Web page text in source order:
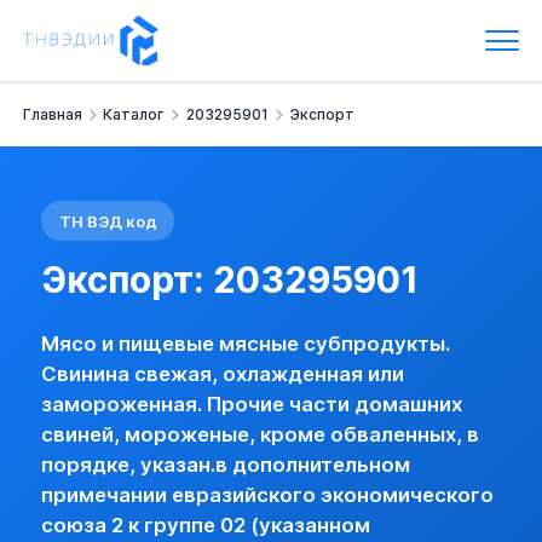
Экспорт: 203295901
Мясо и пищевые мясные субпродукты.
Свинина свежая, охлажденная или замороженная.
Прочие части домашних свиней, мороженые, кроме
НДС:10 %
Экспорт
Снижение экспорта
0203295901 ПРОЧИЕ ЧАСТИ ДОМАШНИХ СВИНЕЙ,
Санкции (экспорт)
Товар, возможно, попадает в списки подсанкционных
Лицензия экспорта
0203295901 ПРОЧИЕ ЧАСТИ ДОМАШНИХ СВИНЕЙ,
нет (базовая)
Цивветта, мускус (струя), желчь, железы и прочие
Главная Каталог 203295901 Экспорт
ТН ВЭД код
Экспорт: 203295901
Мясо и пищевые мясные субпродукты.
Свинина свежая, охлажденная или
замороженная. Прочие части домашних
свиней, мороженые, кроме обваленных, в
порядке, указан.в дополнительном
примечании евразийского экономического
союза 2 к группе 02 (указанном